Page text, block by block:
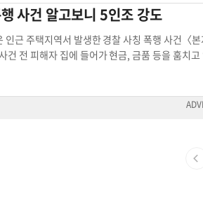
관련된 사기 전화는 피해자가 즉시 지불해야
찰은 절대로 전화로 요금을 요구하지 않으며, 경
다"고 강조했다. 경찰이 발표한 보고서에 따르
스를 종료하겠다는 유틸리티(전기, 가스 등) 회
겠다고 협박하는 이민 당국 등을 사칭할 수 있다.
다는 사람을 의심해야 한다. 특히 현금으로 내
또는 신용카드 번호를 제공하면 안 된다. 본인이
죄 사실을 신고할 수 있다. 응급 시가 아닐 경우에
사건 알고보니 5인조 강도
인근 주택지역서 발생한 경찰 사칭 폭행 사건
건 전 피해자 집에 들어가 현금, 금품 등을 훔치
사건은 지난달 26일 오후 LA 윌셔 지역 풀러
근 식당에서 저녁 식사를 마치고 집으로 들어가
수”라고 덧붙였다. 경찰은 현재 이번 사건과 관
는 심각하다. 토런스 지역에서는 아시아계가 사